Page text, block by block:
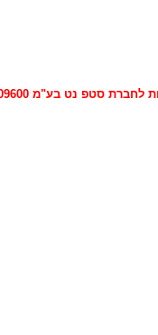
סטפ נט בע"מ 077-7909600